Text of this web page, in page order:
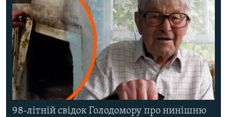
98-літній свідок Голодомору про нинішню